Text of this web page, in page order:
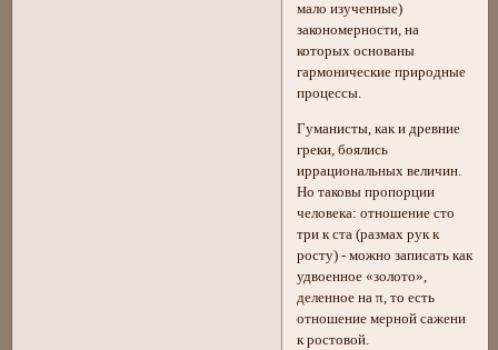
мало изученные)
закономерности, на
которых основаны
гармонические природные
процессы.
Гуманисты, как и древние
греки, боялись
иррациональных величин.
Но таковы пропорции
человека: отношение сто
три к ста (размах рук к
росту) - можно записать как
удвоенное «золото»,
деленное на π, то есть
отношение мерной сажени
к ростовой.